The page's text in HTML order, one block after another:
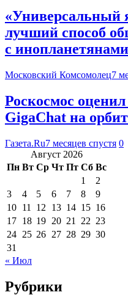
«Универсальный
лучший способ
с инопланетянами
Московский Комсомолец7
Роскосмос
GigaChat на
Газета.Ru7 месяцев спустя 0
Август 2026
Пн Вт Ср Чт Пт Сб Вс
1
2
3
4 5 6 7 8
9
10 11 12 13 14 15 16
17 18 19 20 21 22 23
24 25 26 27 28 29 30
31
« Июл
Рубрики